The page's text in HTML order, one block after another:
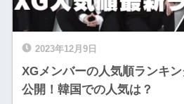
2023年12月9日
XGメンバーの人気順ランキ
公開！韓国での人気は？